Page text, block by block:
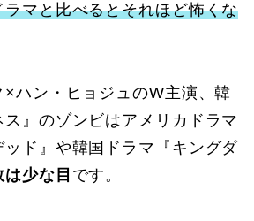
ラマと比べるとそれほど怖くな
ハン・ヒョジュのW主演、韓
ス』のゾンビはアメリカドラマ
ッド』や韓国ドラマ『キングダ
は少な目 です。